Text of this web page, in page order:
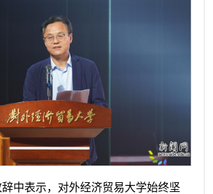
中表示，对外经济贸易大学始终坚